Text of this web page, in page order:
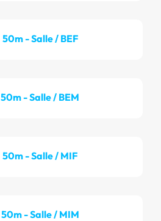
50m - Salle / BEF
50m - Salle / BEM
50m - Salle / MIF
50m - Salle / MIM